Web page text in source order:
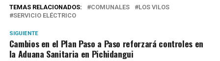
TEMAS RELACIONADOS: COMUNALES
LOS VILOS
SERVICIO ELÉCTRICO
SIGUIENTE
Cambios en el Plan Paso a Paso reforzará controles en
la Aduana Sanitaria en Pichidangui